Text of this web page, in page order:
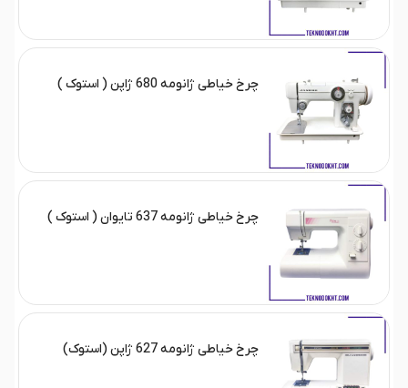
چرخ خیاطی ژانومه 680 ژاپن ( استوک )
چرخ خیاطی ژانومه 637 تایوان ( استوک )
چرخ خیاطی ژانومه 627 ژاپن (استوک)